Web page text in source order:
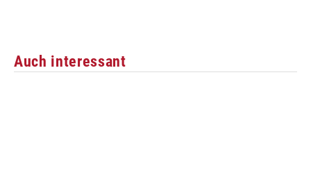
Auch interessant